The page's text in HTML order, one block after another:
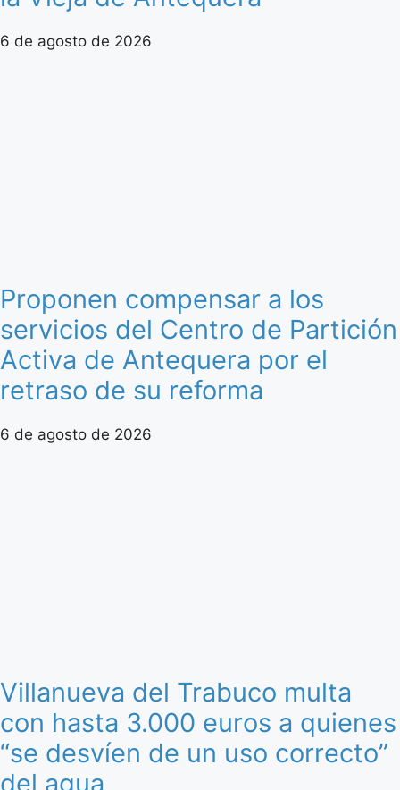
6 de agosto de 2026
Proponen compensar a los
servicios del Centro de Partición
Activa de Antequera por el
retraso de su reforma
6 de agosto de 2026
Villanueva del Trabuco multa
con hasta 3.000 euros a quienes
“se desvíen de un uso correcto”
del agua